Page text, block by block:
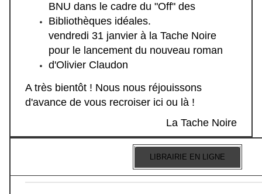
BNU dans le cadre du "Off" des
Bibliothèques idéales.
vendredi 31 janvier à la Tache Noire
pour le lancement du nouveau roman
d'Olivier Claudon
A très bientôt ! Nous nous réjouissons
d'avance de vous recroiser ici ou là !
La Tache Noire
LIBRAIRIE EN LIGNE